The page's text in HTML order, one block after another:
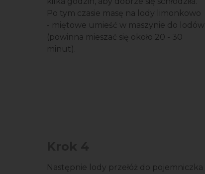
Po tym czasie masę na lody limonkowo
- miętowe umieść w maszynie do lodów
(powinna mieszać się około 20 - 30
minut).
Następnie lody przełóż do pojemniczka